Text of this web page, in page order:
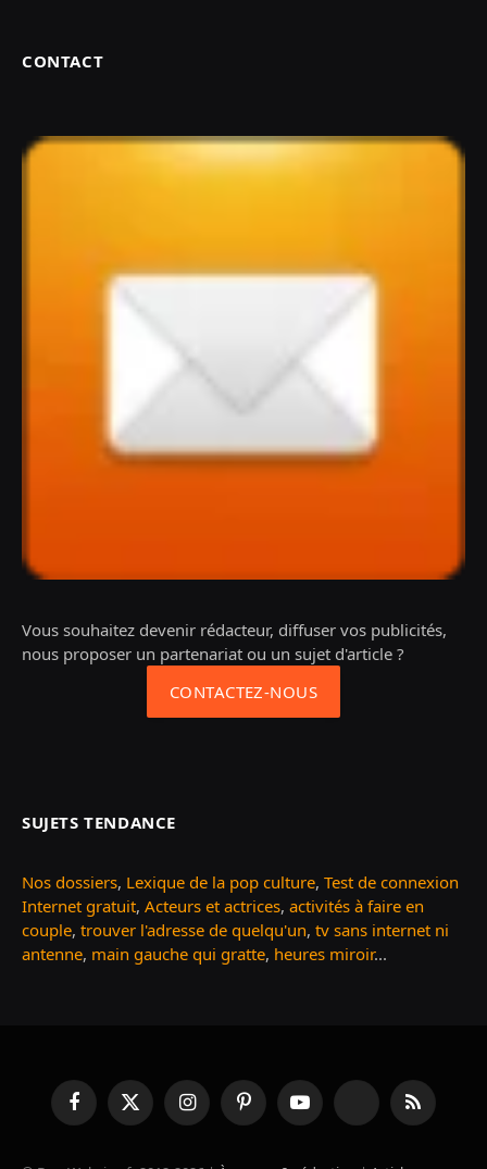
CONTACT
Vous souhaitez devenir rédacteur, diffuser vos publicités,
nous proposer un partenariat ou un sujet d'article ?
CONTACTEZ-NOUS
SUJETS TENDANCE
Nos dossiers, Lexique de la pop culture, Test de connexion
Internet gratuit, Acteurs et actrices, activités à faire en
couple, trouver l'adresse de quelqu'un, tv sans internet ni
antenne, main gauche qui gratte, heures miroir...
FacebookX
(Twitter)
InstagramPinterestYouTube TikTok RSS